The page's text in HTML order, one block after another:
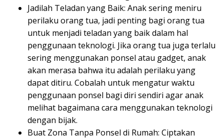
Jadilah Teladan yang Baik: Anak sering meniru
perilaku orang tua, jadi penting bagi orang tua
untuk menjadi teladan yang baik dalam hal
penggunaan teknologi. Jika orang tua juga terlalu
sering menggunakan ponsel atau gadget, anak
akan merasa bahwa itu adalah perilaku yang
dapat ditiru. Cobalah untuk mengatur waktu
penggunaan ponsel bagi diri sendiri agar anak
melihat bagaimana cara menggunakan teknologi
dengan bijak.
Buat Zona Tanpa Ponsel di Rumah: Ciptakan